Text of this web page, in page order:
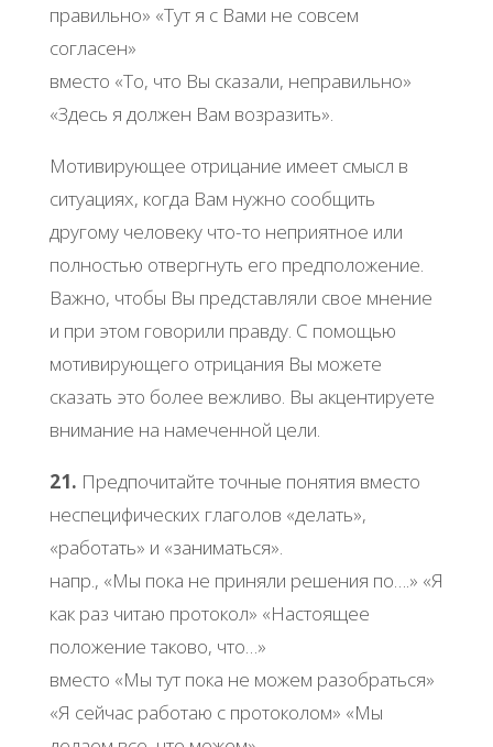
правильно» «Тут я с Вами не совсем
согласен»
вместо «То, что Вы сказали, неправильно»
«Здесь я должен Вам возразить».
Мотивирующее отрицание имеет смысл в
ситуациях, когда Вам нужно сообщить
другому человеку что-то неприятное или
полностью отвергнуть его предположение.
Важно, чтобы Вы представляли свое мнение
и при этом говорили правду. С помощью
мотивирующего отрицания Вы можете
сказать это более вежливо. Вы акцентируете
внимание на намеченной цели.
21. Предпочитайте точные понятия вместо
неспецифических глаголов «делать»,
«работать» и «заниматься».
напр., «Мы пока не приняли решения по….» «Я
как раз читаю протокол» «Настоящее
положение таково, что…»
вместо «Мы тут пока не можем разобраться»
«Я сейчас работаю с протоколом» «Мы